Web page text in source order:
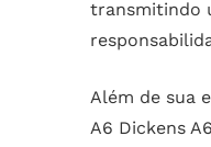
transmitindo
Além de sua
A6 Dickens